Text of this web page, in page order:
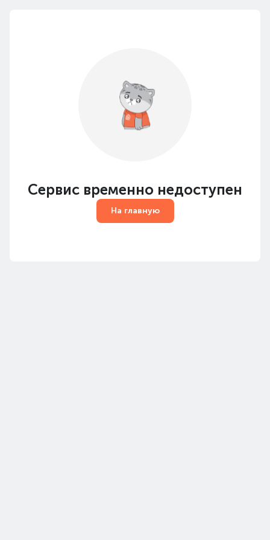
Сервис временно недоступен
На главную